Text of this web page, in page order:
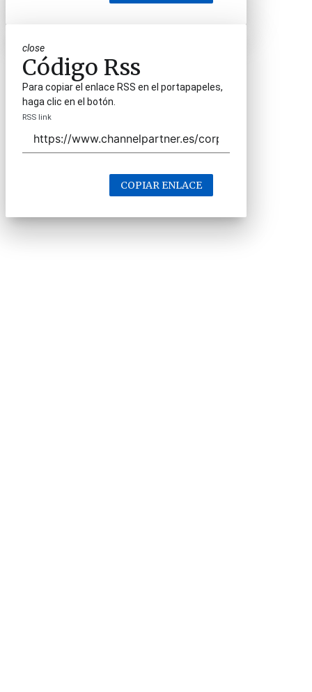
close
Código Rss
Para copiar el enlace RSS en el portapapeles,
haga clic en el botón.
RSS link
COPIAR ENLACE